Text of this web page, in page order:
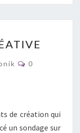
0
de création qui
un sondage sur